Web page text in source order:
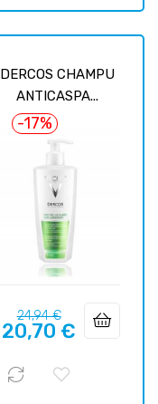
DERCOS CHAMPU
ANTICASPA...
-17%
Precio
regular
24,94 €Precio
20,70 €